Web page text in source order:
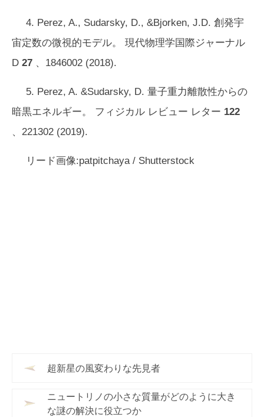
4. Perez, A., Sudarsky, D., &Bjorken, J.D. 創発宇
宙定数の微視的モデル。 現代物理学国際ジャーナル
D 27 、1846002 (2018).
5. Perez, A. &Sudarsky, D. 量子重力離散性からの
暗黒エネルギー。 フィジカル レビュー レター 122
、221302 (2019).
リード画像:patpitchaya / Shutterstock
超新星の風変わりな先見者
ニュートリノの小さな質量がどのように大き
な謎の解決に役立つか